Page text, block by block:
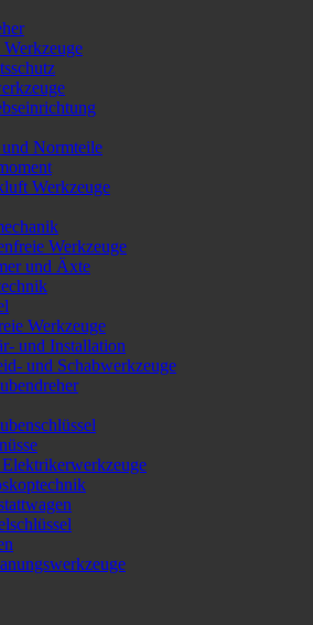
Normteile
Werkzeuge
Werkzeuge
und Äxte
Werkzeuge
und Installation
und Schabwerkzeuge